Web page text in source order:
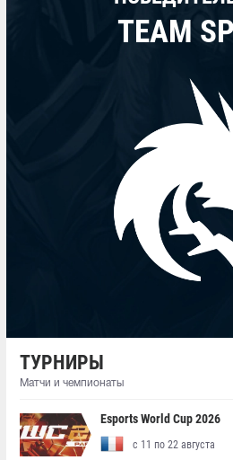
TEAM
ТУРНИРЫ
Матчи и чемпионаты
Esports World Cup 2026
с 11 по 22 августа